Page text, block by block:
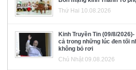
Thứ Hai 10.08.2026
Kinh Truyền Tin (09/8/
cả trong những lúc đen tối
không bỏ rơi
Chủ Nhật 09.08.2026